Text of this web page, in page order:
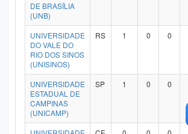
DE BRASÍLIA
(UNB)
UNIVERSIDADE
DO VALE DO
RIO DOS SINOS
(UNISINOS)
RS 1 0 0
UNIVERSIDADE
ESTADUAL DE
CAMPINAS
(UNICAMP)
SP 1 0 0